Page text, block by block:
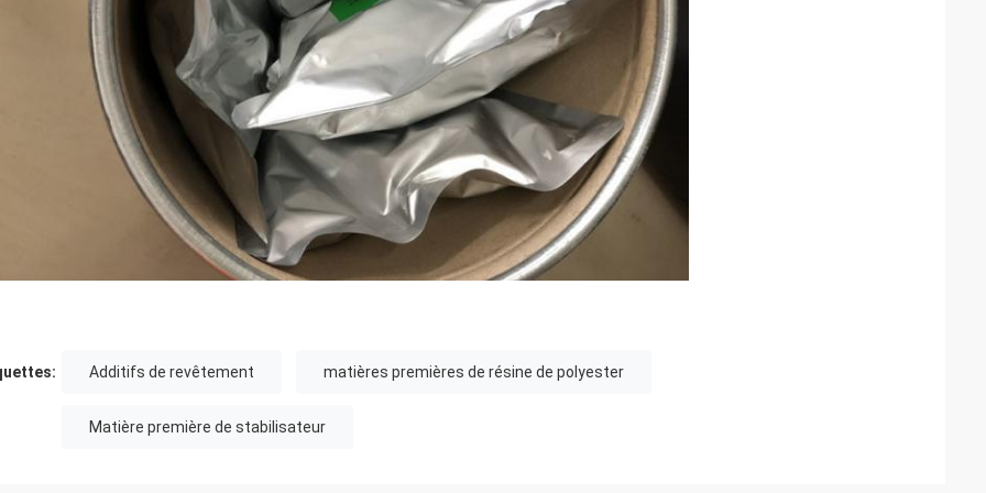
Additifs de revêtement matières premières de résine de polyester
Matière première de stabilisateur